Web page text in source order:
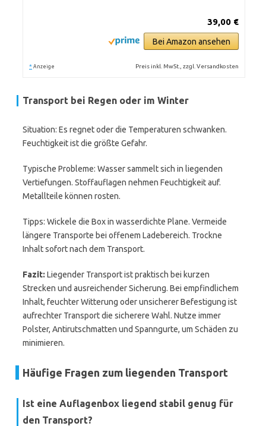
39,00 €
Bei Amazon ansehen
* Anzeige Preis inkl. MwSt., zzgl. Versandkosten
Transport bei Regen oder im Winter
Situation: Es regnet oder die Temperaturen schwanken.
Feuchtigkeit ist die größte Gefahr.
Typische Probleme: Wasser sammelt sich in liegenden
Vertiefungen. Stoffauflagen nehmen Feuchtigkeit auf.
Metallteile können rosten.
Tipps: Wickele die Box in wasserdichte Plane. Vermeide
längere Transporte bei offenem Ladebereich. Trockne
Inhalt sofort nach dem Transport.
Fazit: Liegender Transport ist praktisch bei kurzen
Strecken und ausreichender Sicherung. Bei empfindlichem
Inhalt, feuchter Witterung oder unsicherer Befestigung ist
aufrechter Transport die sicherere Wahl. Nutze immer
Polster, Antirutschmatten und Spanngurte, um Schäden zu
minimieren.
Häufige Fragen zum liegenden Transport
Ist eine Auflagenbox liegend stabil genug für
den Transport?